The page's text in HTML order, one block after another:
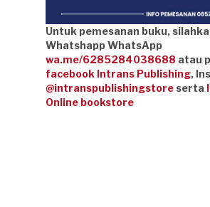
Untuk pemesanan buku,
Whatshapp WhatsApp
wa.me/6285284038688 atau
facebook Intrans Publishing,
@intranspublishingstore serta
Online bookstore